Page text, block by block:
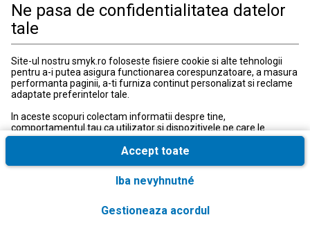
Ne pasa de confidentialitatea datelor
tale
Site-ul nostru smyk.ro foloseste fisiere cookie si alte tehnologii
pentru a-i putea asigura functionarea corespunzatoare, a masura
performanta paginii, a-ti furniza continut personalizat si reclame
adaptate preferintelor tale.
In aceste scopuri colectam informatii despre tine,
comportamentul tau ca utilizator si dispozitivele pe care le
utilizezi, inclusiv cele necesare pentru functionarea
corespunzatoare a site-ului smyk.ro. Aceste fisiere cookie
In plus, numai cu acordul tau, folosim fisiere cookie suplimentare
si conversii extinse cu scopul de a accesa, a analiza si a stoca
Gestioneaza acordul
Iba nevyhnutné
Accept toate
Tara si limba:România (Romania)